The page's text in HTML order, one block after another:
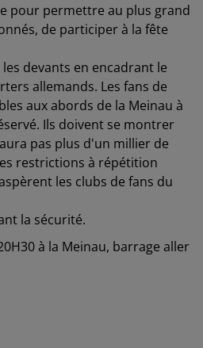
pour permettre au plus grand
de participer à la fête
devants en encadrant le
allemands. Les fans de
aux abords de la Meinau à
Ils doivent se montrer
pas plus d'un millier de
restrictions à répétition
les clubs de fans du
la sécurité.
à la Meinau, barrage aller